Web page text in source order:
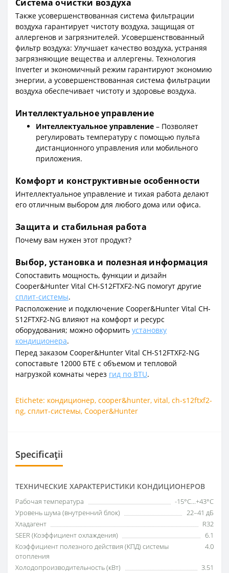
Система очистки воздуха
Также усовершенствованная система фильтрации
воздуха гарантирует чистоту воздуха, защищая от
аллергенов и загрязнителей. Усовершенствованный
фильтр воздуха: Улучшает качество воздуха, устраняя
загрязняющие вещества и аллергены. Технология
Inverter и экономичный режим гарантируют экономию
энергии, а усовершенствованная система фильтрации
воздуха обеспечивает чистоту и здоровье воздуха.
Интеллектуальное управление
Интеллектуальное управление – Позволяет
регулировать температуру с помощью пульта
дистанционного управления или мобильного
приложения.
Комфорт и конструктивные особенности
Интеллектуальное управление и тихая работа делают
его отличным выбором для любого дома или офиса.
Защита и стабильная работа
Почему вам нужен этот продукт?
Выбор, установка и полезная информация
Сопоставить мощность, функции и дизайн
Cooper&Hunter Vital CH-S12FTXF2-NG помогут другие
сплит-системы.
Расположение и подключение Cooper&Hunter Vital CH-
S12FTXF2-NG влияют на комфорт и ресурс
оборудования; можно оформить установку
кондиционера.
Перед заказом Cooper&Hunter Vital CH-S12FTXF2-NG
сопоставьте 12000 БТЕ с объемом и тепловой
нагрузкой комнаты через гид по BTU.
Etichete: кондиционер, cooper&hunter, vital, ch-s12ftxf2-
ng, сплит-системы, Cooper&Hunter
Specificații
ТЕХНИЧЕСКИЕ ХАРАКТЕРИСТИКИ КОНДИЦИОНЕРОВ
Рабочая температура
-15°C...+43°C
Уровень шума (внутренний блок)
22–41 дБ
Хладагент
R32
SEER (Коэффициент охлаждения)
6.1
Коэффициент полезного действия (КПД) системы
отопления
4.0
Холодопроизводительность (кВт)
3.51